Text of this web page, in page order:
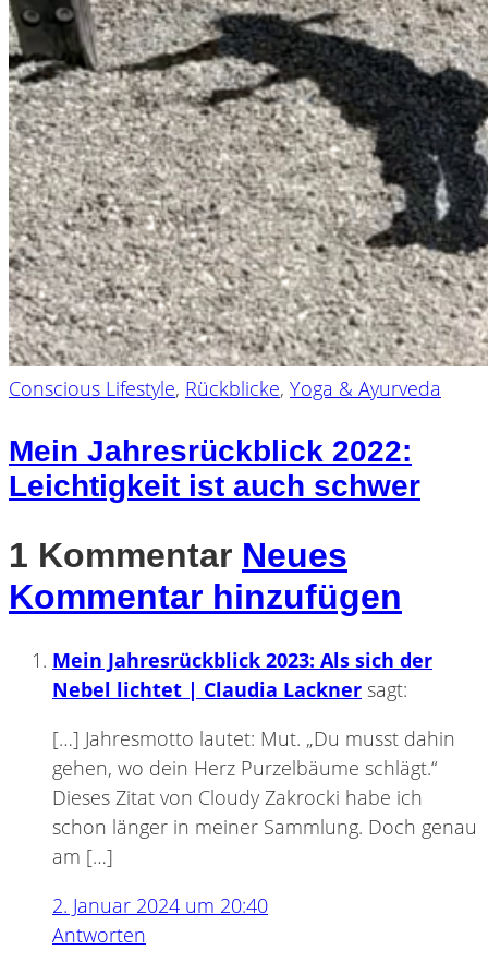
Conscious Lifestyle, Rückblicke, Yoga & Ayurveda
Mein Jahresrückblick 2022:
Leichtigkeit ist auch schwer
1 Kommentar Neues
Kommentar hinzufügen
Mein Jahresrückblick 2023: Als sich der
Nebel lichtet | Claudia Lackner sagt:
[…] Jahresmotto lautet: Mut. „Du musst dahin
gehen, wo dein Herz Purzelbäume schlägt.“
Dieses Zitat von Cloudy Zakrocki habe ich
schon länger in meiner Sammlung. Doch genau
am […]
2. Januar 2024 um 20:40
Antworten